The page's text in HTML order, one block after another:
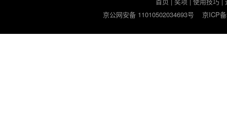
京公网安备 11010502034693号
京ICP